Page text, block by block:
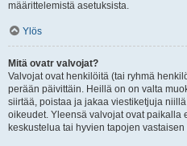
määrittelemistä asetuksista.
Ylös
Mitä ovatr valvojat?
Valvojat ovat henkilöitä (tai ryhmä
perään päivittäin. Heillä on on valta
siirtää, poistaa ja jakaa viestiketjuja
oikeudet. Yleensä valvojat ovat paikalla
keskustelua tai hyvien tapojen